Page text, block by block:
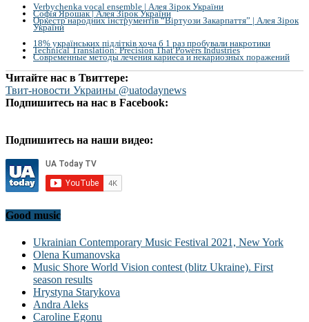
Verbychenka vocal ensemble | Алея Зірок України
Софія Ярошак | Алея Зірок України
Оркестр народних інструментів “Віртуози Закарпаття” | Алея Зірок
України
18% українських підлітків хоча б 1 раз пробували накротики
Technical Translation: Precision That Powers Industries
Современные методы лечения кариеса и некариозных поражений
Читайте нас в Твиттере:
Твит-новости Украины @uatodaynews
Подпишитесь на нас в Facebook:
Подпишитесь на наши видео:
Good music
Ukrainian Contemporary Music Festival 2021, New York
Olena Kumanovska
Music Shore World Vision contest (blitz Ukraine). First
season results
Hrystyna Starykova
Andra Aleks
Caroline Egonu